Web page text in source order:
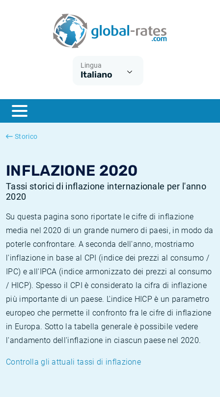
Lingua
Italiano
Storico
INFLAZIONE 2020
Tassi storici di inflazione internazionale per l'anno
2020
Su questa pagina sono riportate le cifre di inflazione
media nel 2020 di un grande numero di paesi, in modo da
poterle confrontare. A seconda dell'anno, mostriamo
l'inflazione in base al CPI (indice dei prezzi al consumo /
IPC) e all'IPCA (indice armonizzato dei prezzi al consumo
/ HICP). Spesso il CPI è considerato la cifra di inflazione
più importante di un paese. L'indice HICP è un parametro
europeo che permette il confronto fra le cifre di inflazione
in Europa. Sotto la tabella generale è possibile vedere
l'andamento dell'inflazione in ciascun paese nel 2020.
Controlla gli attuali tassi di inflazione
ESTER
SONIA
Cos'è l'inflazione CPI?
Cos'è l'inflazione HICP?
Inflazione Italia
Inflazione Stati Uniti
Tassi storici Euribor
Tassi storici di SONIA
Tassi storici di TONAR
Calcolatore dell’inflazione